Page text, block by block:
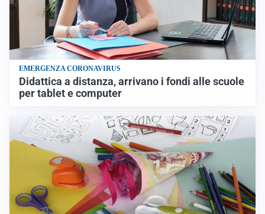
EMERGENZA CORONAVIRUS
Didattica a distanza, arrivano i fondi alle scuole
per tablet e computer